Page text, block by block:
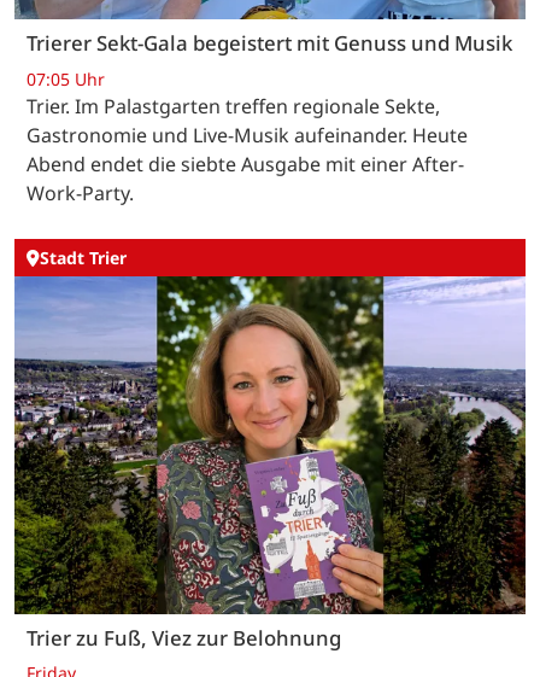
Trierer Sekt-Gala begeistert mit Genuss und Musik
07:05 Uhr
Trier. Im Palastgarten treffen regionale Sekte,
Gastronomie und Live-Musik aufeinander. Heute
Abend endet die siebte Ausgabe mit einer After-
Work-Party.
Stadt Trier
Trier zu Fuß, Viez zur Belohnung